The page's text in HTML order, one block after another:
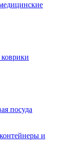
посуда
и